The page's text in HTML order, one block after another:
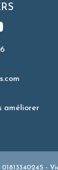
améliorer
-